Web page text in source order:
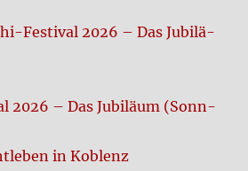
Festi­val 2026 – Das Jubi­lä­
2026 – Das Jubi­lä­um (Sonn­
in Koblenz